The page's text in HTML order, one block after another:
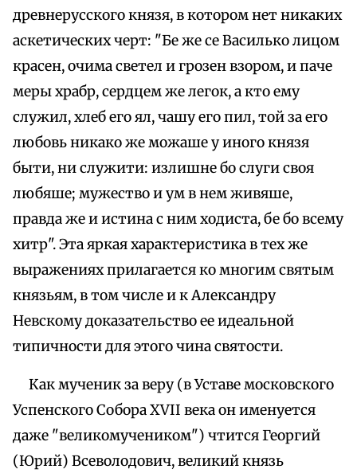
древнерусского князя, в котором нет никаких
аскетических черт: "Бе же се Василько лицом
красен, очима светел и грозен взором, и паче
меры храбр, сердцем же легок, а кто ему
служил, хлеб его ял, чашу его пил, той за его
любовь никако же можаше у иного князя
быти, ни служити: излишне бо слуги своя
любяше; мужество и ум в нем живяше,
правда же и истина с ним ходиста, бе бо всему
хитр". Эта яркая характеристика в тех же
выражениях прилагается ко многим святым
князьям, в том числе и к Александру
Невскому доказательство ее идеальной
типичности для этого чина святости.
Как мученик за веру (в Уставе московского
Успенского Собора XVII века он именуется
даже "великомучеником") чтится Георгий
(Юрий) Всеволодович, великий князь